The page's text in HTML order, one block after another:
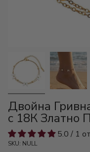
Двойна
с 18К Златно
5.0 / 1
SKU: NULL